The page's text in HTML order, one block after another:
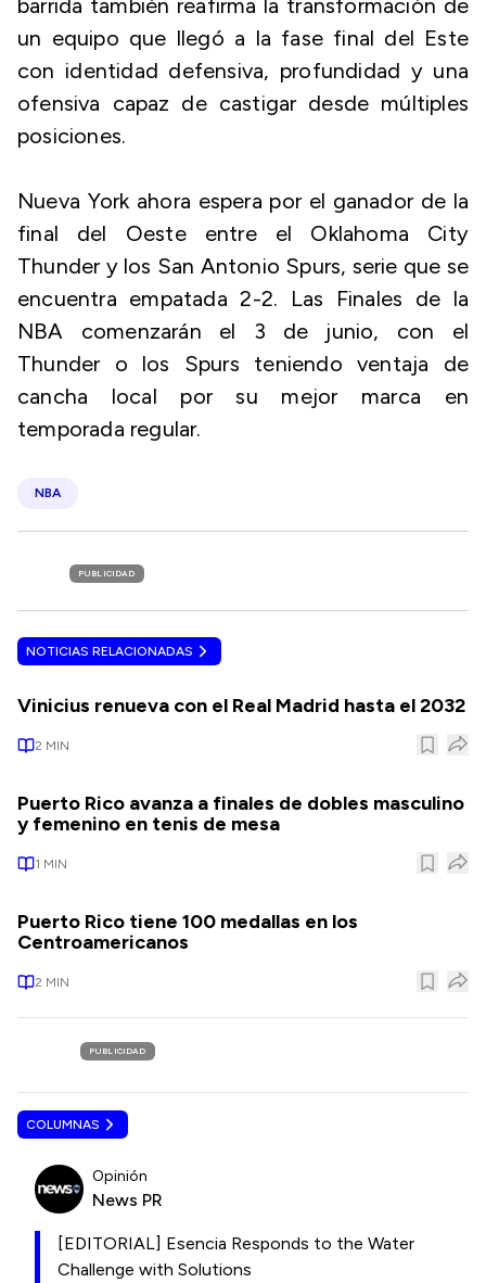
barrida también reafirma la transformación de
un equipo que llegó a la fase final del Este
con identidad defensiva, profundidad y una
ofensiva capaz de castigar desde múltiples
posiciones.
Nueva York ahora espera por el ganador de la
final del Oeste entre el Oklahoma City
Thunder y los San Antonio Spurs, serie que se
encuentra empatada 2-2. Las Finales de la
NBA comenzarán el 3 de junio, con el
Thunder o los Spurs teniendo ventaja de
cancha local por su mejor marca en
temporada regular.
NBA
PUBLICIDAD
NOTICIAS RELACIONADAS
Vinicius renueva con el Real Madrid hasta el 2032
2 MIN
Puerto Rico avanza a finales de dobles masculino
y femenino en tenis de mesa
1 MIN
Puerto Rico tiene 100 medallas en los
Centroamericanos
2 MIN
PUBLICIDAD
COLUMNAS
Opinión
News PR
[EDITORIAL] Esencia Responds to the Water
Challenge with Solutions